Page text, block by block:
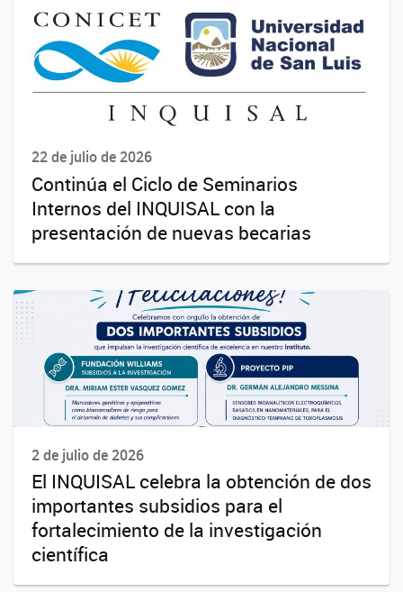
22 de julio de 2026
Continúa el Ciclo de Seminarios
Internos del INQUISAL con la
presentación de nuevas becarias
2 de julio de 2026
El INQUISAL celebra la obtención de dos
importantes subsidios para el
fortalecimiento de la investigación
científica